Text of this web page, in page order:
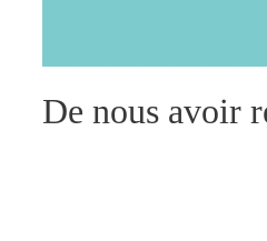
De nous avoir